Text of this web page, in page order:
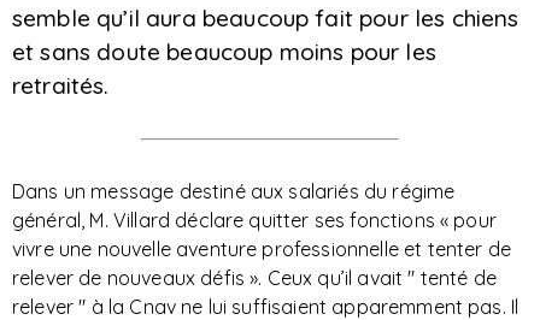
semble qu’il aura beaucoup fait pour les chiens
et sans doute beaucoup moins pour les
retraités.
Dans un message destiné aux salariés du régime
général, M. Villard déclare quitter ses fonctions « pour
vivre une nouvelle aventure professionnelle et tenter de
relever de nouveaux défis ». Ceux qu’il avait " tenté de
relever " à la Cnav ne lui suffisaient apparemment pas. Il